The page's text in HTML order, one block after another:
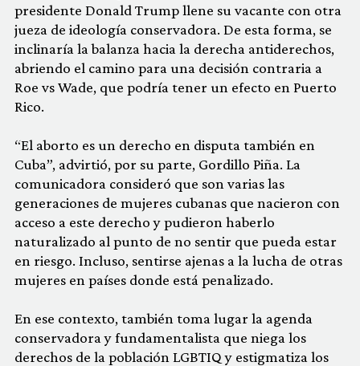
presidente Donald Trump llene su vacante con otra
jueza de ideología conservadora. De esta forma, se
inclinaría la balanza hacia la derecha antiderechos,
abriendo el camino para una decisión contraria a
Roe vs Wade, que podría tener un efecto en Puerto
Rico.
“El aborto es un derecho en disputa también en
Cuba”, advirtió, por su parte, Gordillo Piña. La
comunicadora consideró que son varias las
generaciones de mujeres cubanas que nacieron con
acceso a este derecho y pudieron haberlo
naturalizado al punto de no sentir que pueda estar
en riesgo. Incluso, sentirse ajenas a la lucha de otras
mujeres en países donde está penalizado.
En ese contexto, también toma lugar la agenda
conservadora y fundamentalista que niega los
derechos de la población LGBTIQ y estigmatiza los